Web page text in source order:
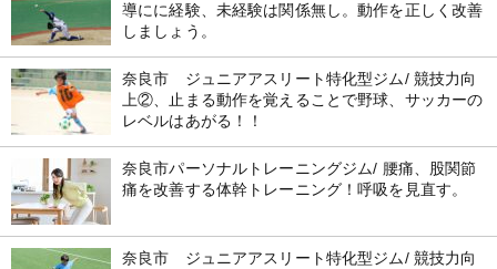
導にに経験、未経験は関係無し。動作を正しく改善
しましょう。
奈良市 ジュニアアスリート特化型ジム/ 競技力向
上②、止まる動作を覚えることで野球、サッカーの
レベルはあがる！！
奈良市パーソナルトレーニングジム/ 腰痛、股関節
痛を改善する体幹トレーニング！呼吸を見直す。
奈良市 ジュニアアスリート特化型ジム/ 競技力向